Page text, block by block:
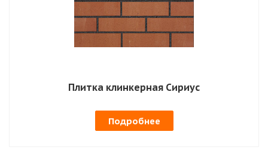
Плитка клинкерная Сириус
Подробнее